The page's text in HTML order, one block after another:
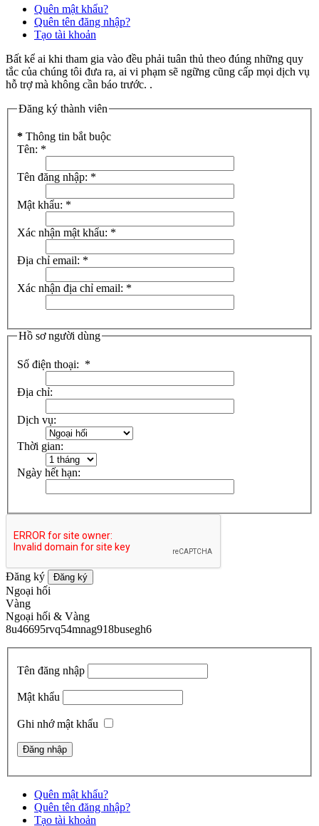
Quên mật khẩu?
Quên tên đăng nhập?
Tạo tài khoản
Bất kể ai khi tham gia vào đều phải tuân thủ theo đúng những quy
tắc của chúng tôi đưa ra, ai vi phạm sẽ ngững cũng cấp mọi dịch vụ
hỗ trợ mà không cần báo trước. .
Đăng ký thành viên
* Thông tin bắt buộc
Tên: *
Tên đăng nhập: *
Mật khẩu: *
Xác nhận mật khẩu: *
Địa chỉ email: *
Xác nhận địa chỉ email: *
Hồ sơ người dùng
Số điện thoại: *
Địa chỉ:
Dịch vụ:
Thời gian:
Ngày hết hạn:
Đăng ký Đăng ký
Ngoại hối
Vàng
Ngoại hối & Vàng
8u46695rvq54mnag918busegh6
Tên đăng nhập
Mật khẩu
Ghi nhớ mật khẩu
Quên mật khẩu?
Quên tên đăng nhập?
Tạo tài khoản